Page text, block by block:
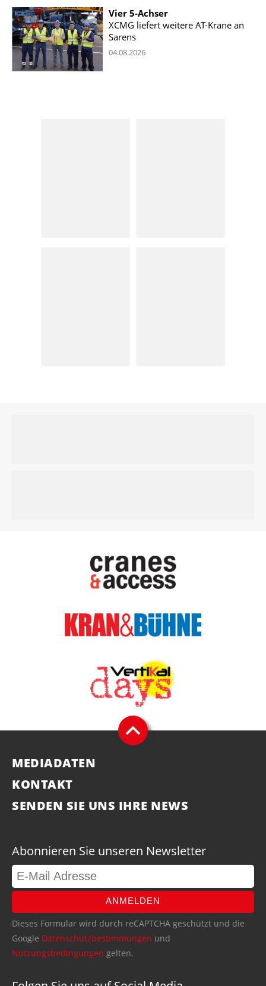
Vier 5-Achser
XCMG liefert weitere AT-Krane an
Sarens
04.08.2026
MEDIADATEN
KONTAKT
SENDEN SIE UNS IHRE NEWS
Abonnieren Sie unseren Newsletter
ANMELDEN
Dieses Formular wird durch reCAPTCHA geschützt und die
Google Datenschutzbestimmungen und
Nutzungsbedingungen gelten.